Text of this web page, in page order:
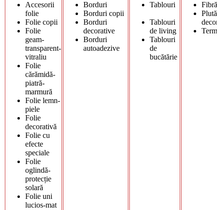
Accesorii
folie
Folie copii
Folie
geam-
transparent-
vitraliu
Folie
cărămidă-
piatră-
marmură
Folie lemn-
piele
Folie
decorativă
Folie cu
efecte
speciale
Folie
oglindă-
protecție
solară
Folie uni
lucios-mat
Borduri
Borduri copii
Borduri
decorative
Borduri
autoadezive
Tablouri
Tablouri
de living
Tablouri
de
bucătărie
Plută